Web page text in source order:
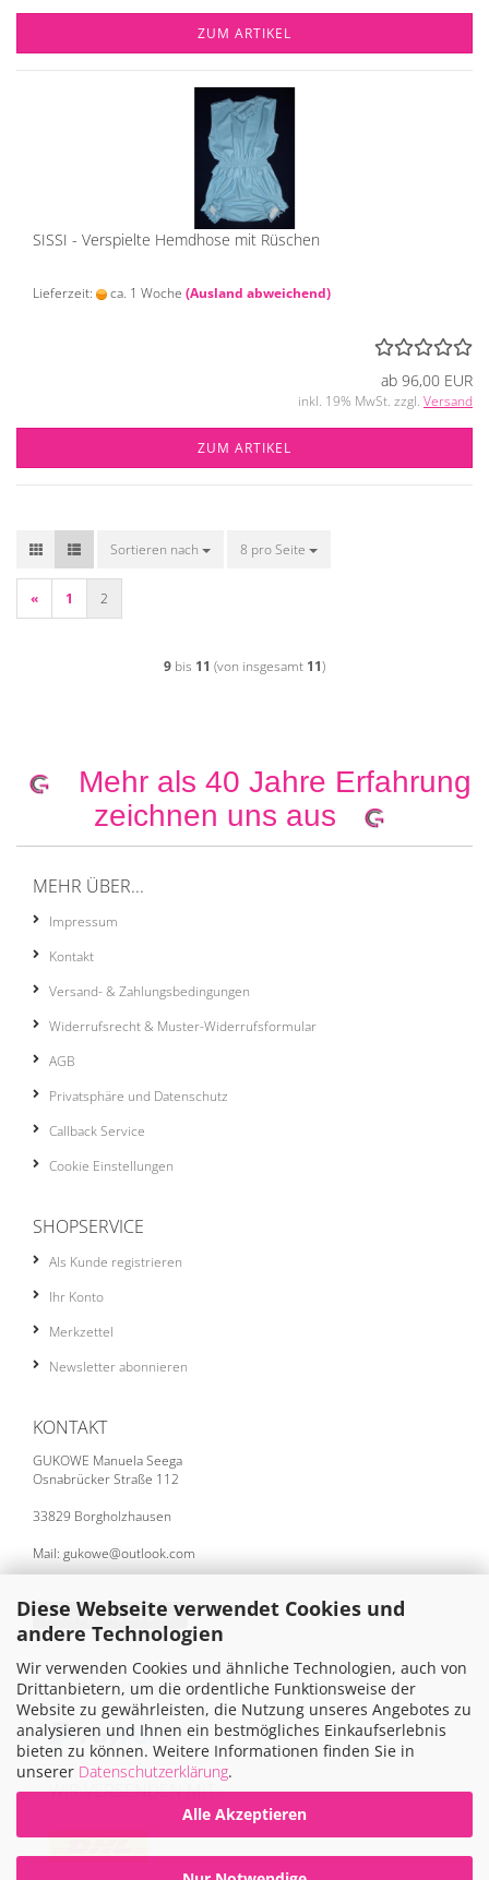
Diese Webseite verwendet Cookies und
andere Technologien
Wir verwenden Cookies und ähnliche Technologien, auch von
Drittanbietern, um die ordentliche Funktionsweise der
Website zu gewährleisten, die Nutzung unseres Angebotes zu
analysieren und Ihnen ein bestmögliches Einkaufserlebnis
bieten zu können. Weitere Informationen finden Sie in
unserer Datenschutzerklärung.
Alle Akzeptieren
ZUM ARTIKEL
SISSI - Verspielte Hemdhose mit Rüschen
Lieferzeit: ca. 1 Woche (Ausland abweichend)
ab 96,00 EUR
inkl. 19% MwSt. zzgl. Versand
ZUM ARTIKEL
Sortieren nach
Sortieren nach 8 pro Seite
pro Seite
« 1 2
9 bis 11 (von insgesamt 11)
Mehr als 40 Jahre Erfahrung
zeichnen uns aus
MEHR ÜBER...
Impressum
Kontakt
Versand- & Zahlungsbedingungen
Widerrufsrecht & Muster-Widerrufsformular
AGB
Privatsphäre und Datenschutz
Callback Service
Cookie Einstellungen
SHOPSERVICE
Als Kunde registrieren
Ihr Konto
Merkzettel
Newsletter abonnieren
KONTAKT
GUKOWE Manuela Seega
Osnabrücker Straße 112
33829 Borgholzhausen
Mail: gukowe@outlook.com
Vertrag widerrufen
SICHER EINKAUFEN MIT
WIR VERSENDEN MIT: